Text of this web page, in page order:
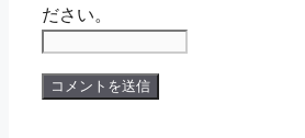
ださい。